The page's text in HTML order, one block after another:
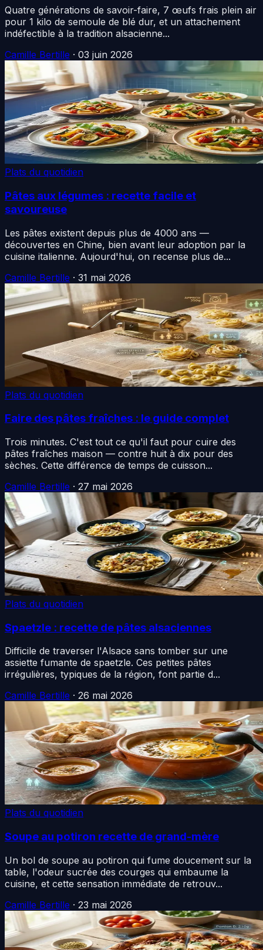
Quatre générations de savoir-faire, 7 œufs frais plein air
pour 1 kilo de semoule de blé dur, et un attachement
indéfectible à la tradition alsacienne...
Camille Bertille · 03 juin 2026
Plats du quotidien
Pâtes aux légumes : recette facile et
savoureuse
Les pâtes existent depuis plus de 4000 ans —
découvertes en Chine, bien avant leur adoption par la
cuisine italienne. Aujourd'hui, on recense plus de...
Camille Bertille · 31 mai 2026
Plats du quotidien
Faire des pâtes fraîches : le guide complet
Trois minutes. C'est tout ce qu'il faut pour cuire des
pâtes fraîches maison — contre huit à dix pour des
sèches. Cette différence de temps de cuisson...
Camille Bertille · 27 mai 2026
Plats du quotidien
Spaetzle : recette de pâtes alsaciennes
Difficile de traverser l'Alsace sans tomber sur une
assiette fumante de spaetzle. Ces petites pâtes
irrégulières, typiques de la région, font partie d...
Camille Bertille · 26 mai 2026
Plats du quotidien
Soupe au potiron recette de grand-mère
Un bol de soupe au potiron qui fume doucement sur la
table, l'odeur sucrée des courges qui embaume la
cuisine, et cette sensation immédiate de retrouv...
Camille Bertille · 23 mai 2026